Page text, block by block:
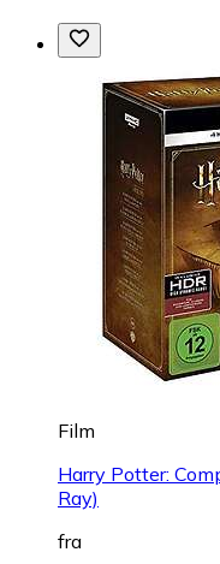
Film
Harry Potter:
Ray)
fra